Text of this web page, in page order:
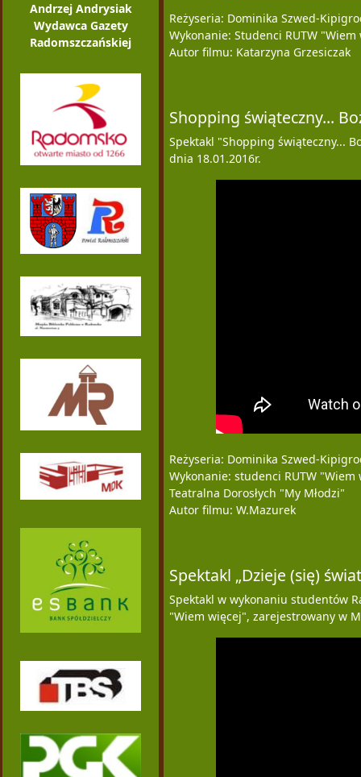
Andrzej Andrysiak
Wydawca Gazety
Radomszczańskiej
Reżyseria: Dominika Szwed-
Wykonanie: Studenci RUTW "Wiem
Autor filmu: Katarzyna Grzesiczak
Shopping świąteczny...
Spektakl "Shopping świąteczny...
dnia 18.01.2016r.
Reżyseria: Dominika Szwed-
Wykonanie: studenci RUTW
Teatralna Dorosłych "My Młodzi"
Autor filmu: W.Mazurek
Spektakl „Dzieje (się)
Spektakl w wykonaniu studentów
"Wiem więcej", zarejestrowany w